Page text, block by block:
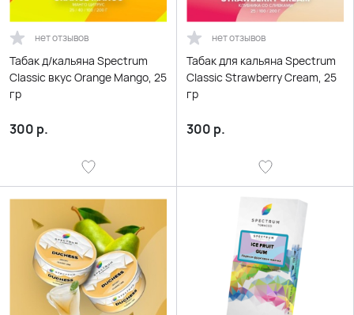
нет отзывов
Табак д/кальяна Spectrum
Classic вкус Orange Mango, 25
гр
300 р.
нет отзывов
Табак для кальяна Spectrum
Classic Strawberry Cream, 25
гр
300 р.